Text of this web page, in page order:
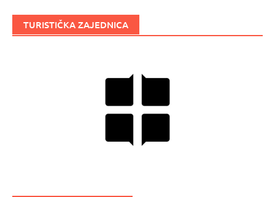
TURISTIČKA ZAJEDNICA